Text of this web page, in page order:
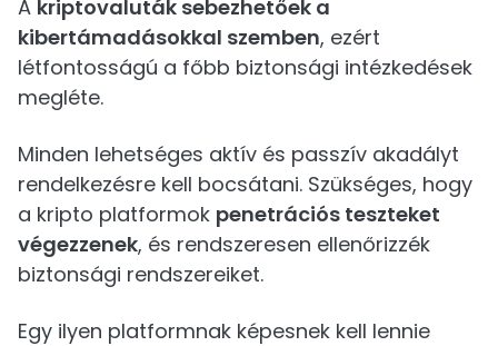
A kriptovaluták sebezhetőek a
kibertámadásokkal szemben, ezért
létfontosságú a főbb biztonsági intézkedések
megléte.
Minden lehetséges aktív és passzív akadályt
rendelkezésre kell bocsátani. Szükséges, hogy
a kripto platformok penetrációs teszteket
végezzenek, és rendszeresen ellenőrizzék
biztonsági rendszereiket.
Egy ilyen platformnak képesnek kell lennie